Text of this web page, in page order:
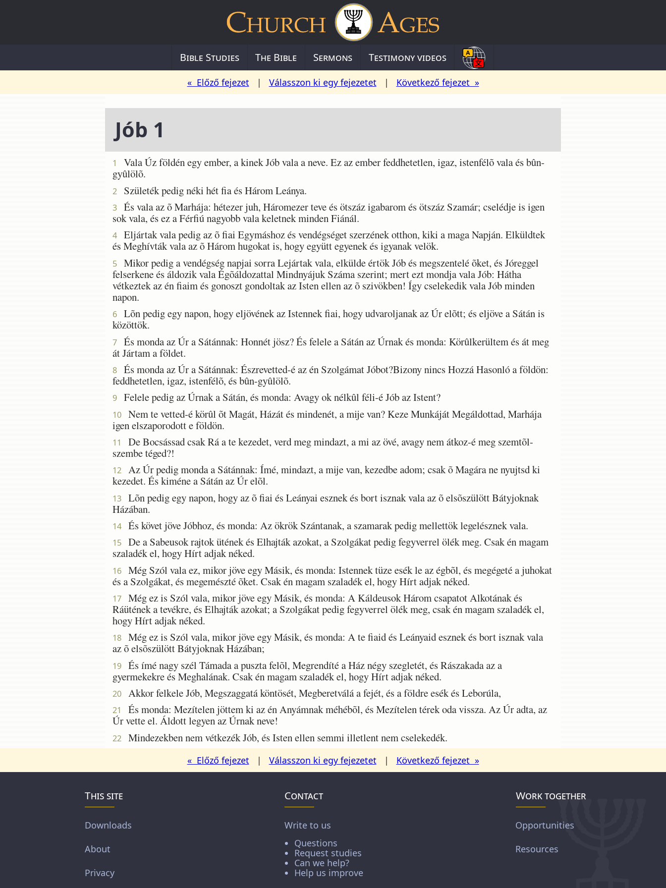
Bible Studies The Bible Sermons Testimony videos
« Előző fejezet | Válasszon ki egy fejezetet | Következő fejezet »
Jób 1
1
Vala Úz földén egy ember, a kinek Jób vala a neve. Ez az ember feddhetetlen, igaz, istenfélõ vala és bûn-
gyûlölõ.
2 Születék pedig néki hét fia és Három Leánya.
3
És vala az õ Marhája: hétezer juh, Háromezer teve és ötszáz igabarom és ötszáz Szamár; cselédje is igen
sok vala, és ez a Férfiú nagyobb vala keletnek minden Fiánál.
4
Eljártak vala pedig az õ fiai Egymáshoz és vendégséget szerzének otthon, kiki a maga Napján. Elküldtek
és Meghívták vala az õ Három hugokat is, hogy együtt egyenek és igyanak velök.
5
Mikor pedig a vendégség napjai sorra Lejártak vala, elkülde értök Jób és megszentelé õket, és Jóreggel
felserkene és áldozik vala Égõáldozattal Mindnyájuk Száma szerint; mert ezt mondja vala Jób: Hátha
vétkeztek az én fiaim és gonoszt gondoltak az Isten ellen az õ szivökben! Így cselekedik vala Jób minden
napon.
6
Lõn pedig egy napon, hogy eljövének az Istennek fiai, hogy udvaroljanak az Úr elõtt; és eljöve a Sátán is
közöttök.
7
És monda az Úr a Sátánnak: Honnét jösz? És felele a Sátán az Úrnak és monda: Körûlkerültem és át meg
át Jártam a földet.
8
És monda az Úr a Sátánnak: Észrevetted-é az én Szolgámat Jóbot?Bizony nincs Hozzá Hasonló a földön:
feddhetetlen, igaz, istenfélõ, és bûn-gyûlölõ.
9 Felele pedig az Úrnak a Sátán, és monda: Avagy ok nélkûl féli-é Jób az Istent?
10
Nem te vetted-é körûl õt Magát, Házát és mindenét, a mije van? Keze Munkáját Megáldottad, Marhája
igen elszaporodott e földön.
11
De Bocsássad csak Rá a te kezedet, verd meg mindazt, a mi az övé, avagy nem átkoz-é meg szemtõl-
szembe téged?!
12
Az Úr pedig monda a Sátánnak: Ímé, mindazt, a mije van, kezedbe adom; csak õ Magára ne nyujtsd ki
kezedet. És kiméne a Sátán az Úr elõl.
13
Lõn pedig egy napon, hogy az õ fiai és Leányai esznek és bort isznak vala az õ elsõszülött Bátyjoknak
Házában.
14 És követ jöve Jóbhoz, és monda: Az ökrök Szántanak, a szamarak pedig mellettök legelésznek vala.
15
De a Sabeusok rajtok ütének és Elhajták azokat, a Szolgákat pedig fegyverrel ölék meg. Csak én magam
szaladék el, hogy Hírt adjak néked.
16
Még Szól vala ez, mikor jöve egy Másik, és monda: Istennek tüze esék le az égbõl, és megégeté a juhokat
és a Szolgákat, és megemészté õket. Csak én magam szaladék el, hogy Hírt adjak néked.
17
Még ez is Szól vala, mikor jöve egy Másik, és monda: A Káldeusok Három csapatot Alkotának és
Ráütének a tevékre, és Elhajták azokat; a Szolgákat pedig fegyverrel ölék meg, csak én magam szaladék el,
hogy Hírt adjak néked.
18
Még ez is Szól vala, mikor jöve egy Másik, és monda: A te fiaid és Leányaid esznek és bort isznak vala
az õ elsõszülött Bátyjoknak Házában;
19
És ímé nagy szél Támada a puszta felõl, Megrendíté a Ház négy szegletét, és Rászakada az a
gyermekekre és Meghalának. Csak én magam szaladék el, hogy Hírt adjak néked.
20 Akkor felkele Jób, Megszaggatá köntösét, Megberetválá a fejét, és a földre esék és Leborúla,
21
És monda: Mezítelen jöttem ki az én Anyámnak méhébõl, és Mezítelen térek oda vissza. Az Úr adta, az
Úr vette el. Áldott legyen az Úrnak neve!
22 Mindezekben nem vétkezék Jób, és Isten ellen semmi illetlent nem cselekedék.
« Előző fejezet | Válasszon ki egy fejezetet | Következő fejezet »
This site
Downloads
About
Privacy
Contact
Write to us
Questions
Request studies
Can we help?
Help us improve
Work together
Opportunities
Resources